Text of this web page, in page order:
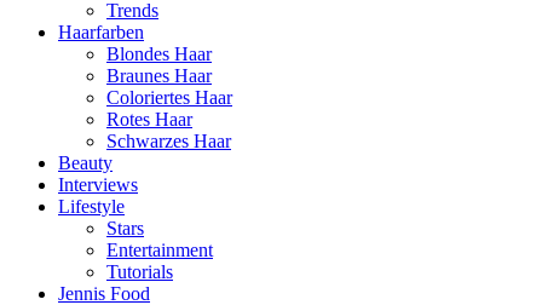
Trends
Haarfarben
Blondes Haar
Braunes Haar
Coloriertes Haar
Rotes Haar
Schwarzes Haar
Beauty
Interviews
Lifestyle
Stars
Entertainment
Tutorials
Jennis Food